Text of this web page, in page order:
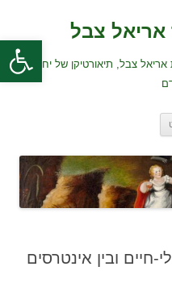
פתח
צבל
צבל, תיאורטיקן של יחסי
חיים ובין אינטרסים